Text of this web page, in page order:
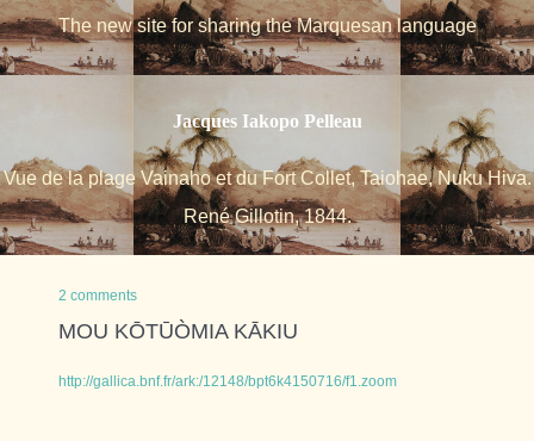
The new site for sharing the Marquesan language
Jacques Iakopo Pelleau
Vue de la plage Vainaho et du Fort Collet, Taiohae, Nuku Hiva.
René Gillotin, 1844.
2 comments
MOU KŌTŪÒMIA KĀKIU
http://gallica.bnf.fr/ark:/12148/bpt6k4150716/f1.zoom